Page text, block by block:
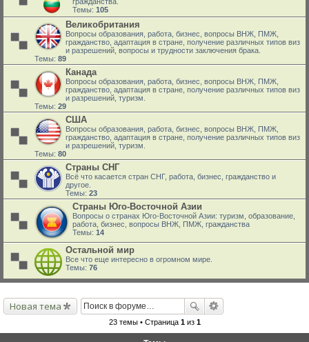
Темы: 105
Великобритания
Вопросы образования, работа, бизнес, вопросы ВНЖ, ПМЖ,
гражданство, адаптация в стране, получение различных типов виз
и разрешений, вопросы и трудности заключения брака.
Темы: 89
Канада
Вопросы образования, работа, бизнес, вопросы ВНЖ, ПМЖ,
гражданство, адаптация в стране, получение различных типов виз
и разрешений, туризм.
Темы: 29
США
Вопросы образования, работа, бизнес, вопросы ВНЖ, ПМЖ,
гражданство, адаптация в стране, получение различных типов виз
и разрешений, туризм.
Темы: 80
Страны СНГ
Всё что касается стран СНГ, работа, бизнес, гражданство и
другое.
Темы: 23
Страны Юго-Восточной Азии
Вопросы о странах Юго-Восточной Азии: туризм, образование,
работа, бизнес, вопросы ВНЖ, ПМЖ, гражданства
Темы: 14
Остальной мир
Все что еще интересно в огромном мире.
Темы: 76
Новая тема
23 темы • Страница 1из 1